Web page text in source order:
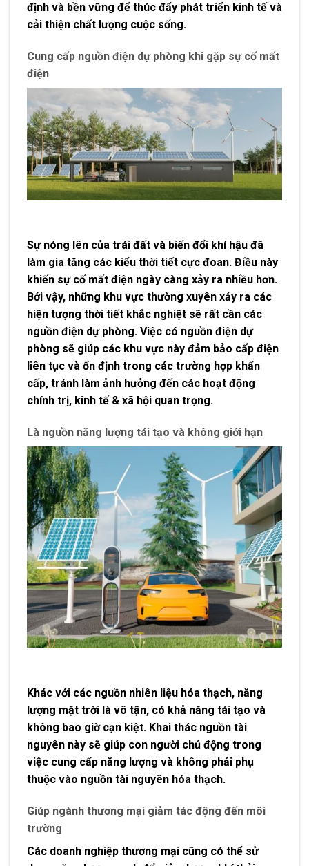
định và bền vững để thúc đẩy phát triển kinh tế và
cải thiện chất lượng cuộc sống.
Cung cấp nguồn điện dự phòng khi gặp sự cố mất
điện
Sự nóng lên của trái đất và biến đổi khí hậu đã
làm gia tăng các kiểu thời tiết cực đoan. Điều này
khiến sự cố mất điện ngày càng xảy ra nhiều hơn.
Bởi vậy, những khu vực thường xuyên xảy ra các
hiện tượng thời tiết khắc nghiệt sẽ rất cần các
nguồn điện dự phòng. Việc có nguồn điện dự
phòng sẽ giúp các khu vực này đảm bảo cấp điện
liên tục và ổn định trong các trường hợp khẩn
cấp, tránh làm ảnh hưởng đến các hoạt động
chính trị, kinh tế & xã hội quan trọng.
Là nguồn năng lượng tái tạo và không giới hạn
Khác với các nguồn nhiên liệu hóa thạch, năng
lượng mặt trời là vô tận, có khả năng tái tạo và
không bao giờ cạn kiệt. Khai thác nguồn tài
nguyên này sẽ giúp con người chủ động trong
việc cung cấp năng lượng và không phải phụ
thuộc vào nguồn tài nguyên hóa thạch.
Giúp ngành thương mại giảm tác động đến môi
trường
Các doanh nghiệp thương mại cũng có thể sử